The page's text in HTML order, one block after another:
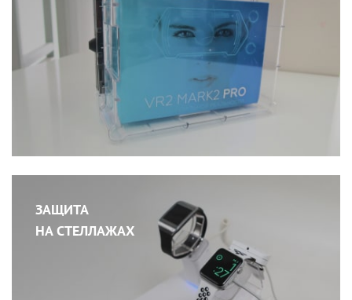
ЗАЩИТА
НА СТЕЛЛАЖАХ